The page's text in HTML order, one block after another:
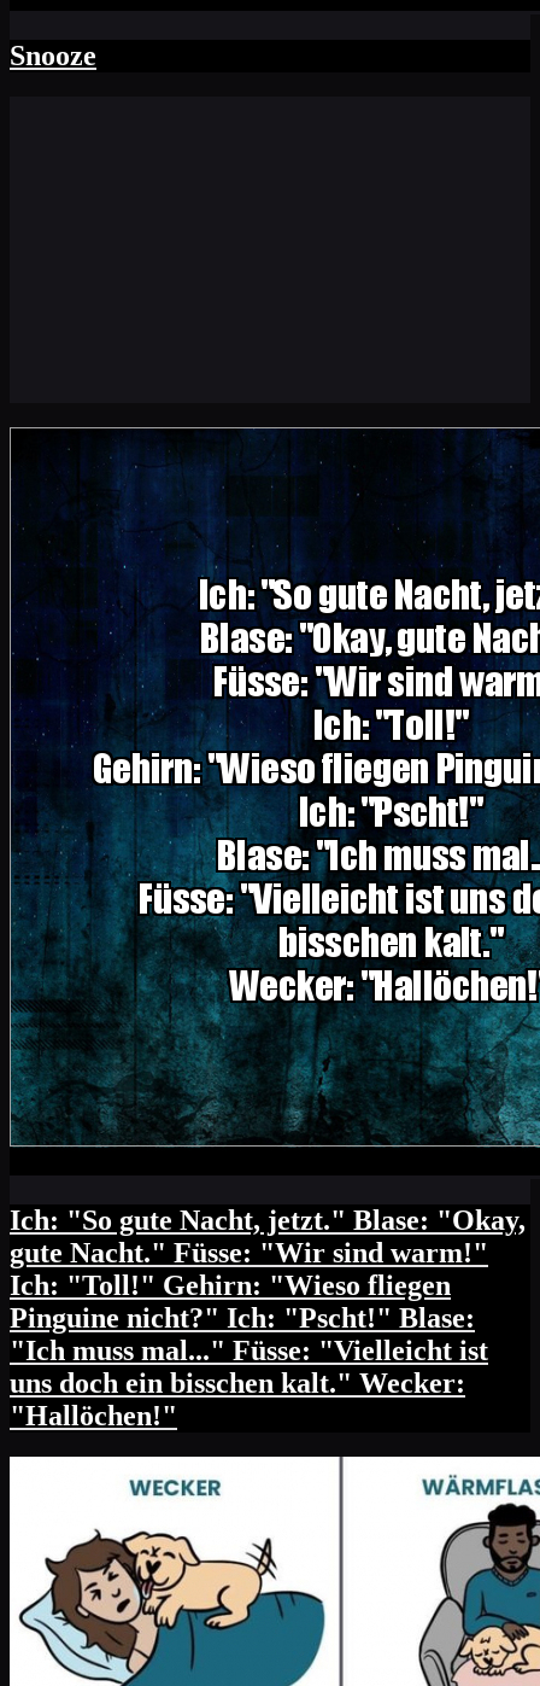
Snooze
Ich: "So gute Nacht, jetzt." Blase: "Okay,
gute Nacht." Füsse: "Wir sind warm!"
Ich: "Toll!" Gehirn: "Wieso fliegen
Pinguine nicht?" Ich: "Pscht!" Blase:
"Ich muss mal..." Füsse: "Vielleicht ist
uns doch ein bisschen kalt." Wecker:
"Hallöchen!"